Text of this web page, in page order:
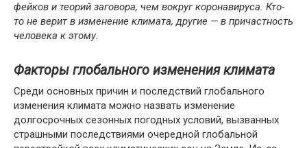
фейков и теорий заговора, чем вокруг коронавируса. Кто-
то не верит в изменение климата, другие — в причастность
человека к этому.
Факторы глобального изменения климата
Среди основных причин и последствий глобального
изменения климата можно назвать изменение
долгосрочных сезонных погодных условий, вызванных
страшными последствиями очередной глобальной